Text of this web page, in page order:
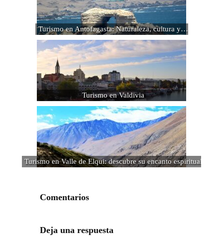
Turismo en Antofagasta: Naturaleza, cultura y…
Turismo en Valdivia
Turismo en Valle de Elqui: descubre su encanto espiritual
Comentarios
Deja una respuesta